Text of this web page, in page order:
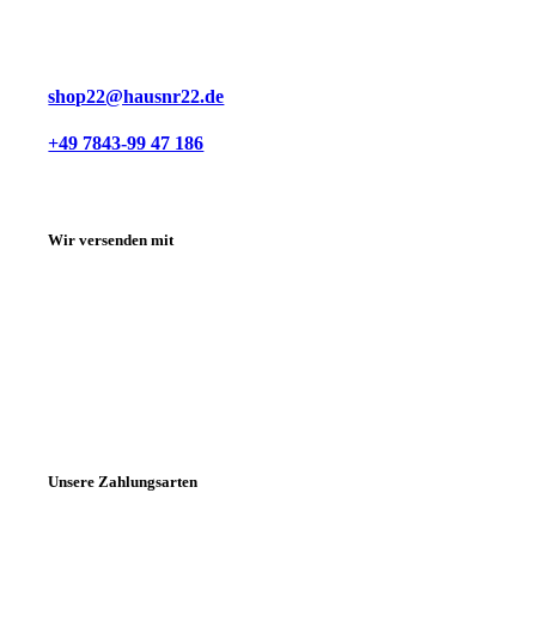
shop22@hausnr22.de
+49 7843-99 47 186
Wir versenden mit
Unsere Zahlungsarten